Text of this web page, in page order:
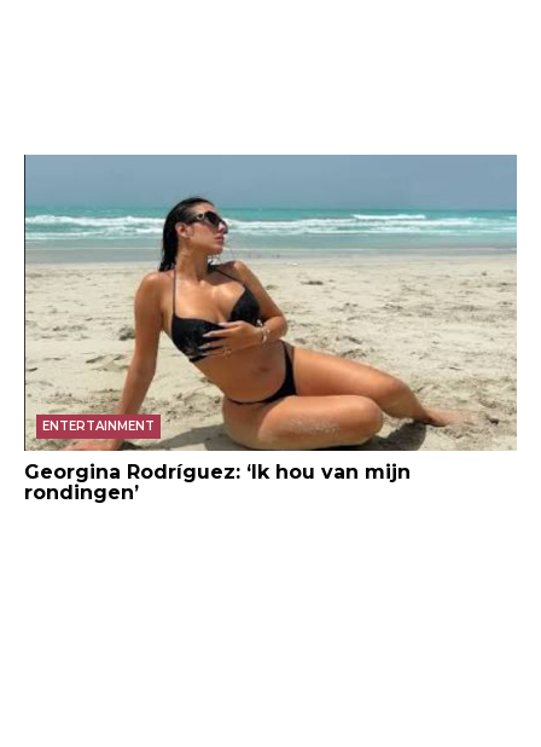
ENTERTAINMENT
Georgina Rodríguez: ‘Ik hou van mijn
rondingen’